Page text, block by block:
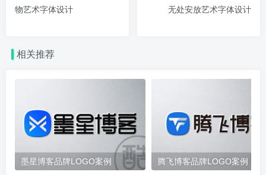
物艺术字体设计
无处安放艺术字体设计
相关推荐
墨星博客品牌LOGO案例 腾飞博客品牌LOGO案例